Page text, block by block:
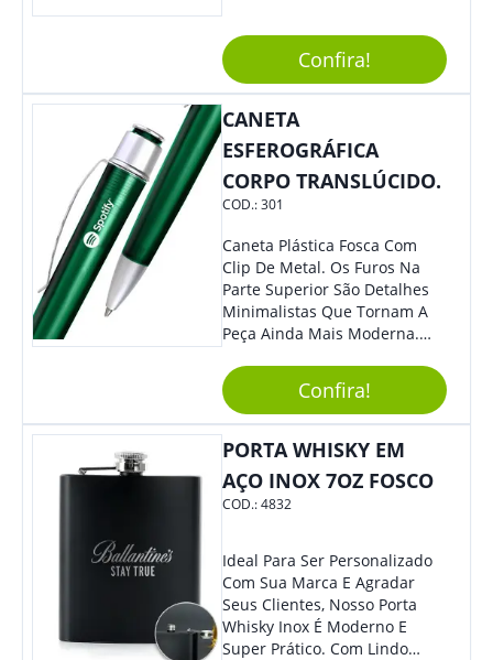
Elástico Permite Maior
Segurança Ao Carregá-Lo.
Ofereça A Seus Clientes E
Colaboradores, Sem Dúvidas
Eles Irão Adorar.
Confira!
CANETA
ESFEROGRÁFICA
CORPO TRANSLÚCIDO.
COD.:301
Caneta Plástica Fosca Com
Clip De Metal. Os Furos Na
Parte Superior São Detalhes
Minimalistas Que Tornam A
Peça Ainda Mais Moderna.
Em Que Deseja Presentear
Seus Convidados E Clientes.
Acionamento Por Clic.
Confira!
PORTA WHISKY EM
AÇO INOX 7OZ FOSCO
COD.:4832
Ideal Para Ser Personalizado
Com Sua Marca E Agradar
Seus Clientes, Nosso Porta
Whisky Inox É Moderno E
Super Prático. Com Lindo